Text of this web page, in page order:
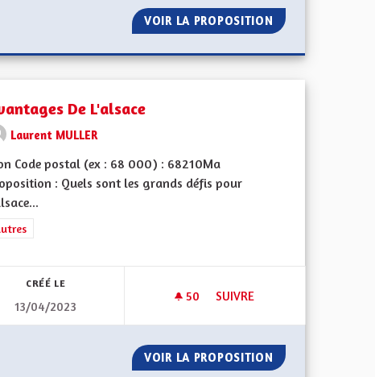
AUTONOME ET EUROPÉENNEVOIR LA PROPOSITION PROPOSITION
citoyenne
POUR L'ALSACE
De L'alsace
Laurent MULLER
Code postal (ex : 68 000) : 68210Ma
: Quels sont les grands défis pour
les résultats de la catégorie : Autres
CRÉÉ LE
13/04/2023
50 50 ABONNÉS
SUIVRE
VOIR LA PROPOSITION AVANTAGES DE